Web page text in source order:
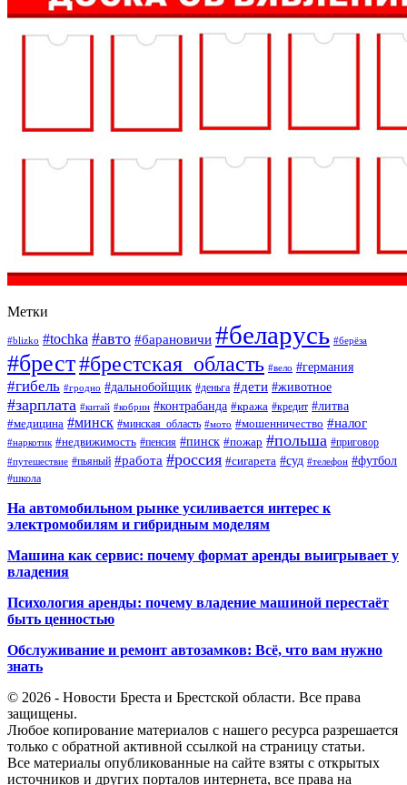
Метки
#blizko #tochka #авто #барановичи #беларусь #берёза
#брест#брестская_область #вело #германия
#гибель #гродно #дальнобойщик #деньга #дети #животное
#зарплата #китай #кобрин #контрабанда #кража #кредит #литва
#медицина #минск #минская_область #мото #мошенничество #налог
#наркотик #недвижимость #пенсия #пинск #пожар #польша #приговор
#путешествие #пьяный #работа #россия #сигарета #суд #телефон #футбол
#школа
На автомобильном рынке усиливается интерес к
электромобилям и гибридным моделям
Машина как сервис: почему формат аренды выигрывает у
владения
Психология аренды: почему владение машиной перестаёт
быть ценностью
Обслуживание и ремонт автозамков: Всё, что вам нужно
знать
© 2026 - Новости Бреста и Брестской области. Все права
защищены.
Любое копирование материалов с нашего ресурса разрешается
только с обратной активной ссылкой на страницу статьи.
Все материалы опубликованные на сайте взяты с открытых
источников и других порталов интернета, все права на